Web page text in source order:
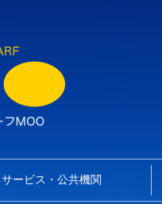
サービス・公共機関